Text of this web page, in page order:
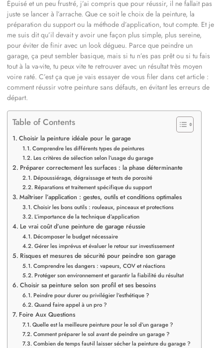
Épuisé et un peu frustré, j’ai compris que pour réussir, il ne fallait pas
juste se lancer à l’arrache. Que ce soit le choix de la peinture, la
préparation du support ou la méthode d’application, tout compte. Et je
me suis dit qu’il devait y avoir une façon plus simple, plus sereine,
pour éviter de finir avec un look dégueu. Parce que peindre un
garage, ça peut sembler basique, mais si tu n’es pas prêt ou si tu fais
tout à la va-vite, tu peux vite te retrouver avec un résultat très moyen
voire raté. C’est ça que je vais essayer de vous filer dans cet article :
comment réussir votre peinture sans défauts, en évitant les erreurs de
départ.
Table of Contents
Choisir la peinture idéale pour le garage
Comprendre les différents types de peintures
Les critères de sélection selon l’usage du garage
Préparer correctement les surfaces : la phase déterminante
Dépoussiérage, dégraissage et tests de porosité
Réparations et traitement spécifique du support
Maîtriser l’application : gestes, outils et conditions optimales
Choisir les bons outils : rouleaux, pinceaux et protections
L’importance de la technique d’application
Le vrai coût d’une peinture de garage réussie
Décomposer le budget nécessaire
Gérer les imprévus et évaluer le retour sur investissement
Risques et mesures de sécurité pour peindre son garage
Comprendre les dangers : vapeurs, COV et réactions
Protéger son environnement et garantir la fiabilité du résultat
Choisir sa peinture selon son profil et ses besoins
Peindre pour durer ou privilégier l’esthétique ?
Quand faire appel à un pro ?
Foire Aux Questions
Quelle est la meilleure peinture pour le sol d’un garage ?
Comment préparer le sol avant de peindre un garage ?
Combien de temps faut-il laisser sécher la peinture du garage ?